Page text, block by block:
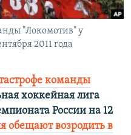
"Локомотив" у
2011 года
команды
хоккейная лига
России на 12
обещают возродить в